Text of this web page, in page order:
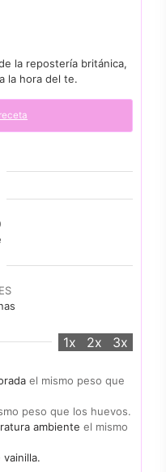
la repostería británica,
la hora del te.
1x 2x 3x
el mismo peso que
peso que los huevos.
ambiente el mismo